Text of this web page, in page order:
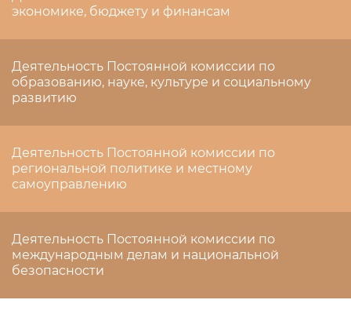
экономике, бюджету и финансам
Деятельность Постоянной комиссии по
образованию, науке, культуре и социальному
развитию
Деятельность Постоянной комиссии по
региональной политике и местному
самоуправлению
Деятельность Постоянной комиссии по
международным делам и национальной
безопасности